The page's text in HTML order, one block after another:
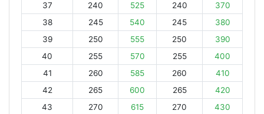
37
240 525 240
370
38
245 540 245
380
39
250 555 250
390
40
255 570 255
400
41
260 585 260
410
42
265 600 265
420
43
270 615 270
430